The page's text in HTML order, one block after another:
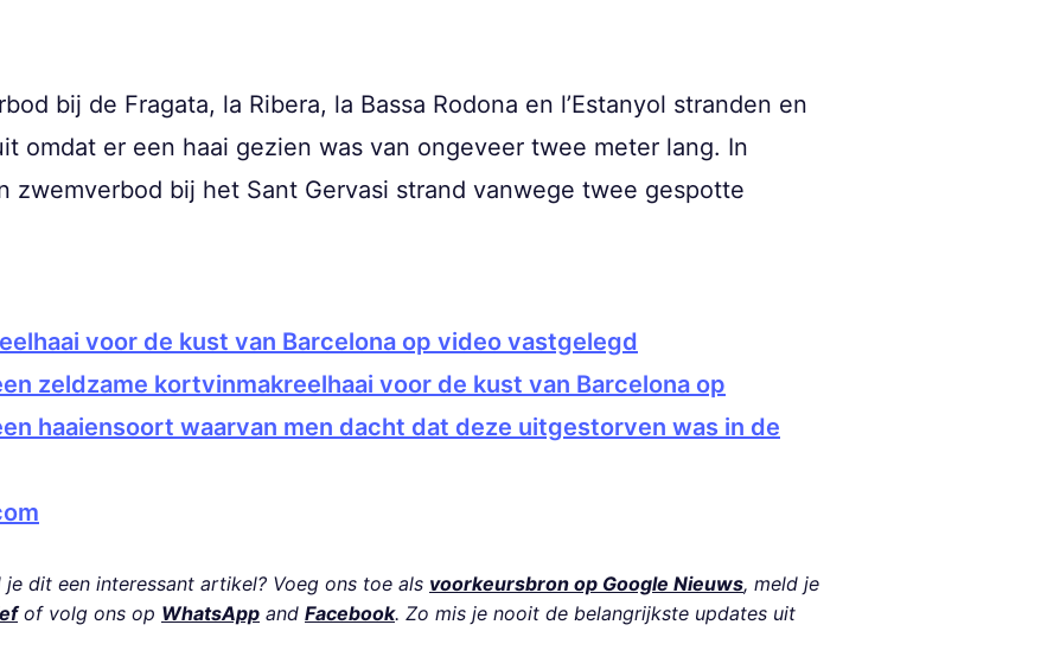
bij de Fragata, la Ribera, la Bassa Rodona en l’Estanyol stranden en
omdat er een haai gezien was van ongeveer twee meter lang. In
zwemverbod bij het Sant Gervasi strand vanwege twee gespotte
voor de kust van Barcelona op video vastgelegd
zeldzame kortvinmakreelhaai voor de kust van Barcelona op
haaiensoort waarvan men dacht dat deze uitgestorven was in de
je dit een interessant artikel? Voeg ons toe als voorkeursbron op Google Nieuws, meld je
of volg ons op WhatsApp and Facebook. Zo mis je nooit de belangrijkste updates uit